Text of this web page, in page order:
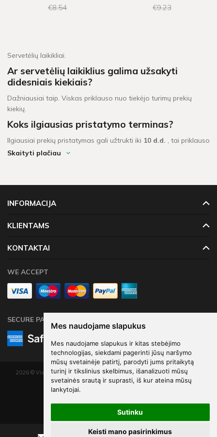
Mes naudojame slapukus
Mes naudojame slapukus ir kitas stebėjimo
technologijas, siekdami pagerinti jūsų naršymo
mūsų svetainėje patirtį, parodyti jums pritaikytą
turinį ir tikslinius skelbimus, išanalizuoti mūsų
svetainės srautą ir suprasti, iš kur ateina mūsų
lankytojai.
Sutinku
Keisti mano pasirinkimus
€854 €923
Servetėlių laikikliai.
Ar servetėlių laikiklius galima užsakyti
didesniais kiekiais?
Dažniausiai taip. Viskas priklauso nuo tiekėjo turimų prekių
kiekių.
Koks ilgiausias pristatymo terminas?
Ilgiausiai prekių pristatymas gali užtrukti iki 10 d.d. , tai priklauso
nuo to ar prekę turime sandėlyje ar reikia prekę užsakyti iš
d.d.ženklu.
Iki dešimties darbo dienų užtrunka prekių pristatymas,
Skaityti plačiau
INFORMACIJA
KLIENTAMS
KONTAKTAI
WE ACCEPT
SECURE PAYMENTS
2026 © Visos teisės saugomos. Kopijuoti, platinti svetainės turinį be autorių
sutikimo draudžiama.
Elektroninių parduotuvių nuoma